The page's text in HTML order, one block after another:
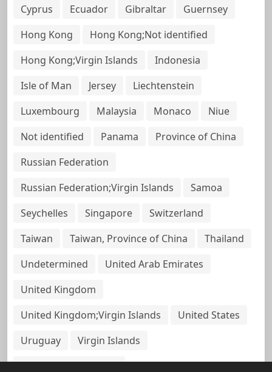
Cyprus
Ecuador Gibraltar
Guernsey
Hong Kong
Hong Kong;Not identified
Hong Kong;Virgin Islands
Indonesia
Isle of Man
Jersey
Liechtenstein
Luxembourg
Malaysia Monaco
Niue
Not identified
Panama
Province of China
Russian Federation
Russian Federation;Virgin Islands
Samoa
Seychelles
Singapore
Switzerland
Taiwan
Taiwan, Province of China
Thailand
Undetermined
United Arab Emirates
United Kingdom
United Kingdom;Virgin Islands
United States
Uruguay
Virgin Islands
Virgin Islands, British